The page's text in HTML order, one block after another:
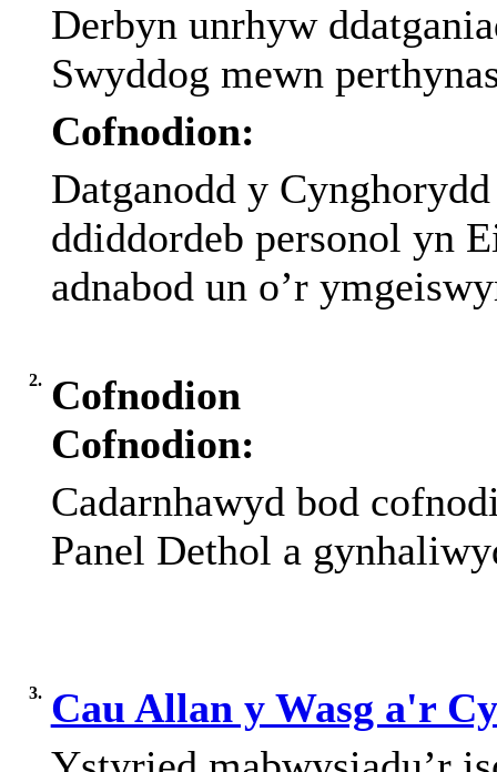
Derbyn unrhyw
Swyddog mewn
Cofnodion:
Datganodd y
ddiddordeb personol yn
adnabod un o’r
2. Cofnodion
Cofnodion:
Cadarnhawyd bod
Panel Dethol a
3. Cau Allan y Wasg a'r